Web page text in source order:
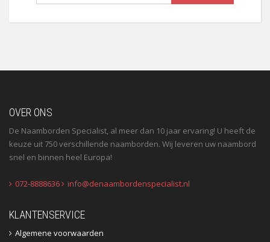
OVER ONS
De Naamborden Specialist, al meer dan 10 jaar ervaring! U heeft de
keuze uit 750 verschillende naamborden. Wij leveren uw naambord
snel en binnen heel Europa!
072-8888636 info@denaambordenspecialist.nl
KLANTENSERVICE
Algemene voorwaarden